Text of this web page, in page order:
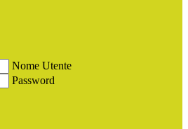
Nome Utente
Password